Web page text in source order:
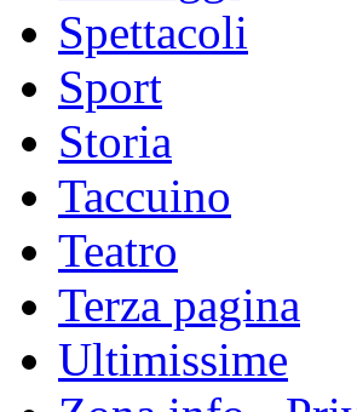
Spettacoli
Sport
Storia
Taccuino
Teatro
Terza pagina
Ultimissime